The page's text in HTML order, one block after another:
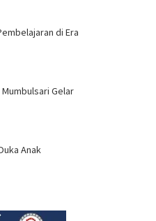
di Era
Gelar
Anak